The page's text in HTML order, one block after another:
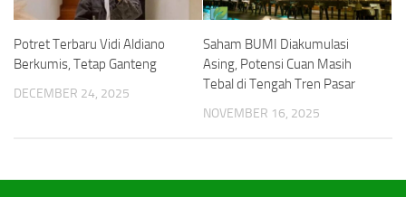
Potret Terbaru Vidi Aldiano
Berkumis, Tetap Ganteng
DECEMBER 24, 2025
Saham BUMI Diakumulasi
Asing, Potensi Cuan Masih
Tebal di Tengah Tren Pasar
NOVEMBER 16, 2025